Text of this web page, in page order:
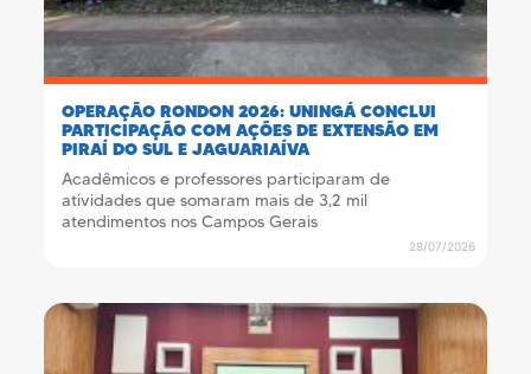
OPERAÇÃO RONDON 2026: UNINGÁ CONCLUI
PARTICIPAÇÃO COM AÇÕES DE EXTENSÃO EM
PIRAÍ DO SUL E JAGUARIAÍVA
Acadêmicos e professores participaram de
atividades que somaram mais de 3,2 mil
atendimentos nos Campos Gerais
28/07/2026